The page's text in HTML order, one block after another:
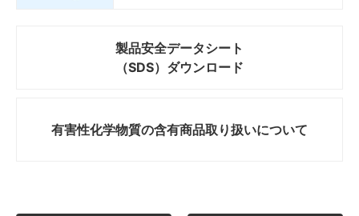
製品安全データシート
（SDS）ダウンロード
有害性化学物質の含有商品取り扱いについて